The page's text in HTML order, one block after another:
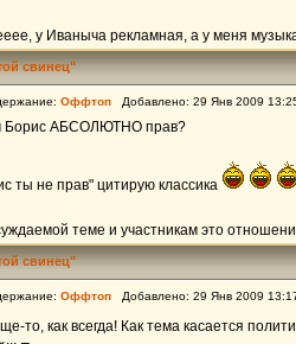
у Иваныча рекламная, а у меня
свинец"
Оффтоп Добавлено: 29 Янв 2009
Борис АБСОЛЮТНО прав?
ты не прав" цитирую классика
теме и участникам это
свинец"
Оффтоп Добавлено: 29 Янв 2009
то, как всегда! Как тема касается